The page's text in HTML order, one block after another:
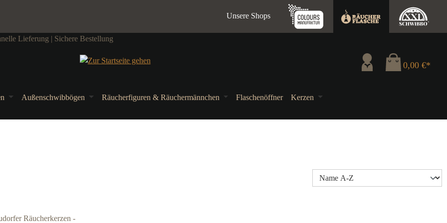
Unsere Shops
Lieferung | Sichere Bestellung
0,00 €*
Außenschwibbögen Räucherfiguren & Räuchermännchen Flaschenöffner Kerzen